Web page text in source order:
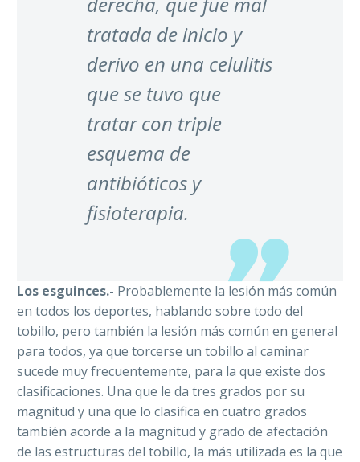
tratada de inicio y
derivo en una celulitis
que se tuvo que
tratar con triple
esquema de
antibióticos y
fisioterapia.
Los esguinces.- Probablemente la lesión más común
en todos los deportes, hablando sobre todo del
tobillo, pero también la lesión más común en general
para todos, ya que torcerse un tobillo al caminar
sucede muy frecuentemente, para la que existe dos
clasificaciones. Una que le da tres grados por su
magnitud y una que lo clasifica en cuatro grados
también acorde a la magnitud y grado de afectación
de las estructuras del tobillo, la más utilizada es la que